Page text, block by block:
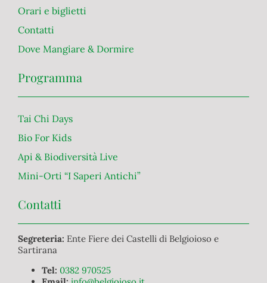
Orari e biglietti
Contatti
Dove Mangiare & Dormire
Programma
Tai Chi Days
Bio For Kids
Api & Biodiversità Live
Mini-Orti “I Saperi Antichi”
Contatti
Segreteria: Ente Fiere dei Castelli di Belgioioso e
Sartirana
Tel: 0382 970525